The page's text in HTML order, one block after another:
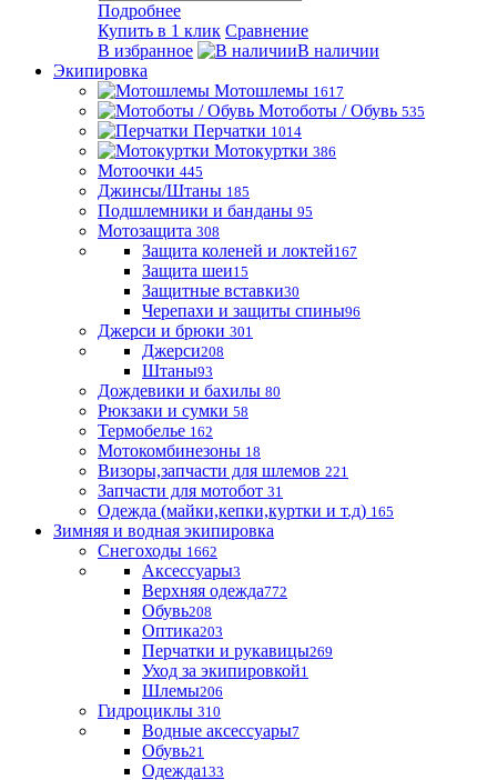
Подробнее
Купить в 1 клик Сравнение
В избранное
В наличии
Экипировка
Мотошлемы 1617
Мотоботы / Обувь 535
Перчатки 1014
Мотокуртки 386
Мотоочки 445
Джинсы/Штаны 185
Подшлемники и банданы 95
Мотозащита 308
Защита коленей и локтей167
Защита шеи15
Защитные вставки30
Черепахи и защиты спины96
Джерси и брюки 301
Джерси208
Штаны93
Дождевики и бахилы 80
Рюкзаки и сумки 58
Термобелье 162
Мотокомбинезоны 18
Визоры,запчасти для шлемов 221
Запчасти для мотобот 31
Одежда (майки,кепки,куртки и т.д) 165
Зимняя и водная экипировка
Снегоходы 1662
Аксессуары3
Верхняя одежда772
Обувь208
Оптика203
Перчатки и рукавицы269
Уход за экипировкой1
Шлемы206
Гидроциклы 310
Водные аксессуары7
Обувь21
Одежда133